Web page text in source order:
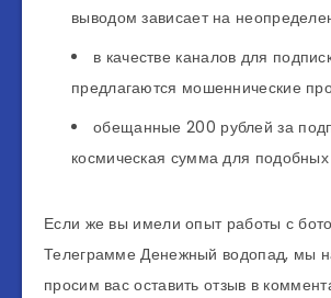
выводом зависает на
в качестве каналов для
предлагаются мошеннические
обещанные 200 рублей за
космическая сумма для подобных
Если же вы имели опыт работы с
Телеграмме Денежный водопад, мы
просим вас оставить отзыв в